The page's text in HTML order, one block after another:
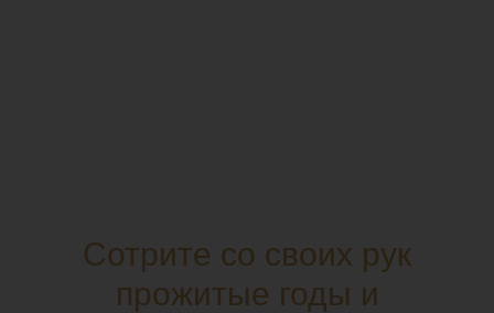
Сотрите со своих рук
прожитые годы и